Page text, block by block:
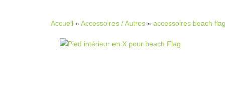
Accueil» Accessoires / Autres» accessoires beach flag